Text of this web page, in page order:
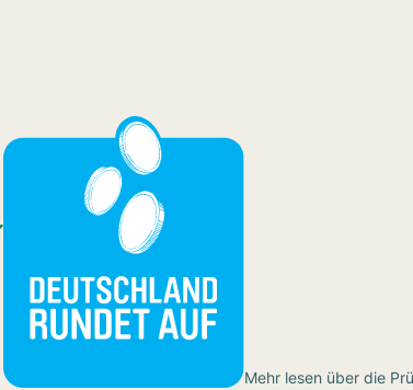
Mehr lesen über die